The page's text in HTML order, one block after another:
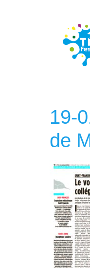
19-
de